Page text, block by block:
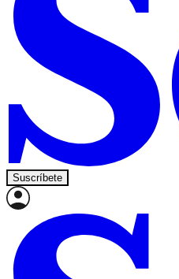
Suscríbete